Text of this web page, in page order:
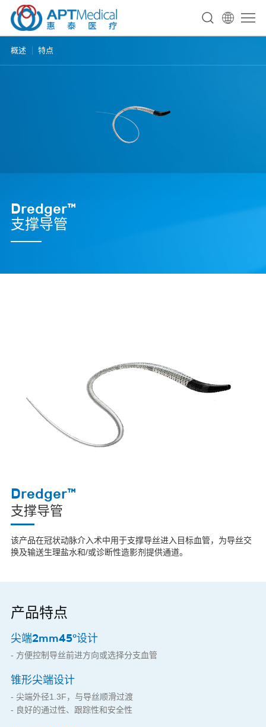
概述 特点
Dredger™
支撑导管
Dredger™
支撑导管
该产品在冠状动脉介入术中用于支撑导丝进入目标血管，为导丝交
换及输送生理盐水和/或诊断性造影剂提供通道。
产品特点
尖端2mm45°设计
- 方便控制导丝前进方向或选择分支血管
锥形尖端设计
- 尖端外径1.3F，与导丝顺滑过渡
- 良好的通过性、跟踪性和安全性